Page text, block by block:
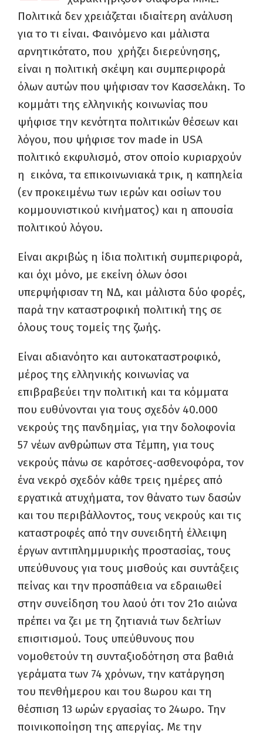
Πολιτικά δεν χρειάζεται ιδιαίτερη ανάλυση
για το τι είναι. Φαινόμενο και μάλιστα
αρνητικότατο, που χρήζει διερεύνησης,
είναι η πολιτική σκέψη και συμπεριφορά
όλων αυτών που ψήφισαν τον Κασσελάκη. Το
κομμάτι της ελληνικής κοινωνίας που
ψήφισε την κενότητα πολιτικών θέσεων και
λόγου, που ψήφισε τον made in USA
πολιτικό εκφυλισμό, στον οποίο κυριαρχούν
η εικόνα, τα επικοινωνιακά τρικ, η καπηλεία
(εν προκειμένω των ιερών και οσίων του
κομμουνιστικού κινήματος) και η απουσία
πολιτικού λόγου.
Είναι ακριβώς η ίδια πολιτική συμπεριφορά,
και όχι μόνο, με εκείνη όλων όσοι
υπερψήφισαν τη ΝΔ, και μάλιστα δύο φορές,
παρά την καταστροφική πολιτική της σε
όλους τους τομείς της ζωής.
Είναι αδιανόητο και αυτοκαταστροφικό,
μέρος της ελληνικής κοινωνίας να
επιβραβεύει την πολιτική και τα κόμματα
που ευθύνονται για τους σχεδόν 40.000
νεκρούς της πανδημίας, για την δολοφονία
57 νέων ανθρώπων στα Τέμπη, για τους
νεκρούς πάνω σε καρότσες-ασθενοφόρα, τον
ένα νεκρό σχεδόν κάθε τρεις ημέρες από
εργατικά ατυχήματα, τον θάνατο των δασών
και του περιβάλλοντος, τους νεκρούς και τις
καταστροφές από την συνειδητή έλλειψη
έργων αντιπλημμυρικής προστασίας, τους
υπεύθυνους για τους μισθούς και συντάξεις
πείνας και την προσπάθεια να εδραιωθεί
στην συνείδηση του λαού ότι τον 21ο αιώνα
πρέπει να ζει με τη ζητιανιά των δελτίων
επισιτισμού. Τους υπεύθυνους που
νομοθετούν τη συνταξιοδότηση στα βαθιά
γεράματα των 74 χρόνων, την κατάργηση
του πενθήμερου και του 8ωρου και τη
θέσπιση 13 ωρών εργασίας το 24ωρο. Την
ποινικοποίηση της απεργίας. Με την